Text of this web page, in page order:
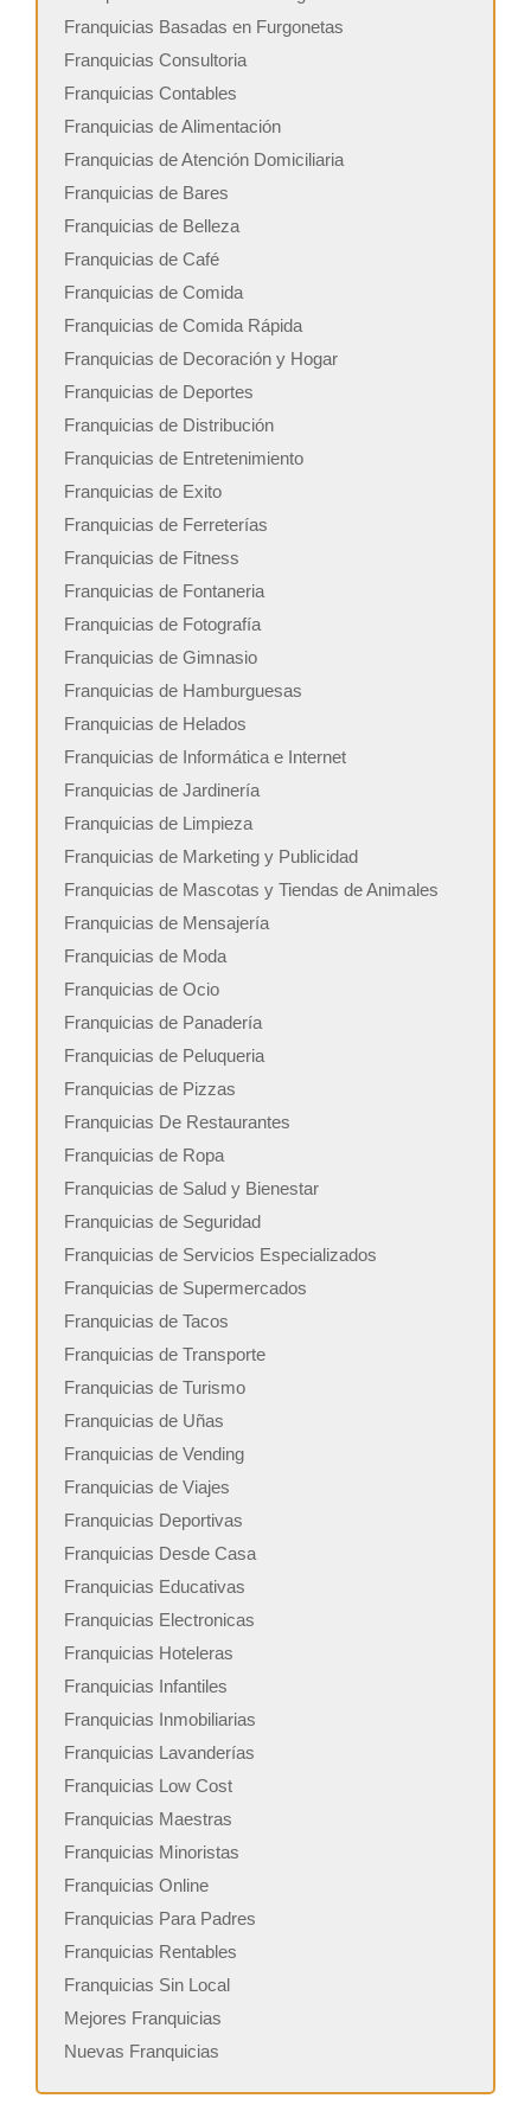
Franquicias Basadas en Furgonetas
Franquicias Consultoria
Franquicias Contables
Franquicias de Alimentación
Franquicias de Atención Domiciliaria
Franquicias de Bares
Franquicias de Belleza
Franquicias de Café
Franquicias de Comida
Franquicias de Comida Rápida
Franquicias de Decoración y Hogar
Franquicias de Deportes
Franquicias de Distribución
Franquicias de Entretenimiento
Franquicias de Exito
Franquicias de Ferreterías
Franquicias de Fitness
Franquicias de Fontaneria
Franquicias de Fotografía
Franquicias de Gimnasio
Franquicias de Hamburguesas
Franquicias de Helados
Franquicias de Informática e Internet
Franquicias de Jardinería
Franquicias de Limpieza
Franquicias de Marketing y Publicidad
Franquicias de Mascotas y Tiendas de Animales
Franquicias de Mensajería
Franquicias de Moda
Franquicias de Ocio
Franquicias de Panadería
Franquicias de Peluqueria
Franquicias de Pizzas
Franquicias De Restaurantes
Franquicias de Ropa
Franquicias de Salud y Bienestar
Franquicias de Seguridad
Franquicias de Servicios Especializados
Franquicias de Supermercados
Franquicias de Tacos
Franquicias de Transporte
Franquicias de Turismo
Franquicias de Uñas
Franquicias de Vending
Franquicias de Viajes
Franquicias Deportivas
Franquicias Desde Casa
Franquicias Educativas
Franquicias Electronicas
Franquicias Hoteleras
Franquicias Infantiles
Franquicias Inmobiliarias
Franquicias Lavanderías
Franquicias Low Cost
Franquicias Maestras
Franquicias Minoristas
Franquicias Online
Franquicias Para Padres
Franquicias Rentables
Franquicias Sin Local
Mejores Franquicias
Nuevas Franquicias